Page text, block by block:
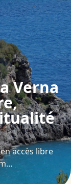
Verna
accès libre
La forêt sacrée de La Verna : emblème de culture, d’histoire et de spiritualité en Italie